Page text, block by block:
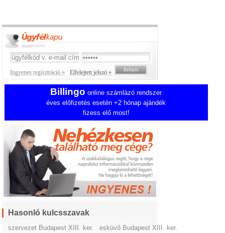
Ingyenes regisztráció » Elfelejtett jelszó »
Billingo online számlázó rendszer
éves előfizetés esetén +2 hónap ajándék
fizess elő most!
Hasonló kulcsszavak
szervezet Budapest XIII. ker.
esküvő Budapest XIII. ker.